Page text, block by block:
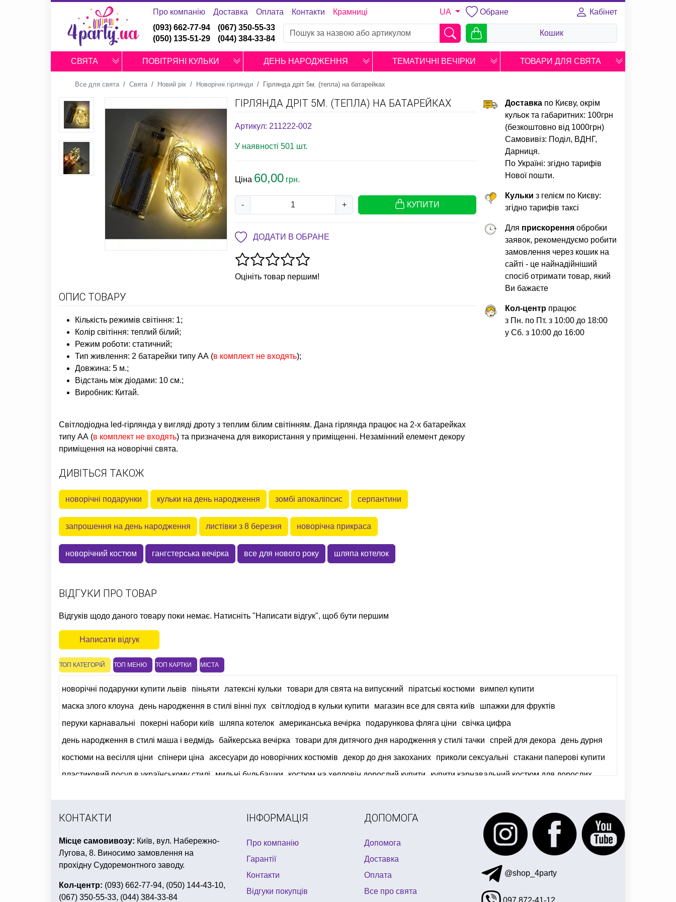
Про компанію Доставка Оплата Контакти Крамниці UA Обране
Кабінет
(093) 662-77-94
(050) 135-51-29
(067) 350-55-33
(044) 384-33-84
Кошик
СВЯТА ПОВІТРЯНІ КУЛЬКИ ДЕНЬ НАРОДЖЕННЯ ТЕМАТИЧНІ ВЕЧІРКИ ТОВАРИ ДЛЯ СВЯТА
Все для свята Свята Новий рік Новорічні гірлянди Гірлянда дріт 5м. (тепла) на батарейках
ГІРЛЯНДА ДРІТ 5М. (ТЕПЛА) НА БАТАРЕЙКАХ
Артикул: 211222-002
У наявності 501 шт.
Ціна 60,00 грн.
- + КУПИТИ
ДОДАТИ В ОБРАНЕ
Оцініть товар першим!
ОПИС ТОВАРУ
Кількість режимів світіння: 1;
Колір світіння: теплий білий;
Режим роботи: статичний;
Тип живлення: 2 батарейки типу АА (в комплект не входять);
Довжина: 5 м.;
Відстань між діодами: 10 см.;
Виробник: Китай.
Світлодіодна led-гірлянда у вигляді дроту з теплим білим світінням. Дана гірлянда працює на 2-х батарейках
типу АА (в комплект не входять) та призначена для використання у приміщенні. Незамінний елемент декору
приміщення на новорічні свята.
ДИВІТЬСЯ ТАКОЖ
новорічні подарунки кульки на день народження зомбі апокаліпсис серпантини
запрошення на день народження листівки з 8 березня новорічна прикраса
новорічний костюм гангстерська вечірка все для нового року шляпа котелок
Доставкапо Києву, окрім
кульок та габаритних: 100грн
(безкоштовно від 1000грн)
Самовивіз: Поділ, ВДНГ,
Дарниця.
По Україні: згідно тарифів
Нової пошти.
Кульки з гелієм по Києву:
згідно тарифів таксі
Для прискоренняобробки
заявок, рекомендуємо робити
замовлення через кошик на
сайті - це найнадійніший
спосіб отримати товар, який
Ви бажаєте
Кол-центрпрацює
з Пн. по Пт. з 10:00 до 18:00
у Сб. з 10:00 до 16:00
ВІДГУКИ ПРО ТОВАР
Відгуків щодо даного товару поки немає. Натисніть "Написати відгук", щоб бути першим
Написати відгук
ТОП КАТЕГОРІЙ ТОП МЕНЮ ТОП КАРТКИ МІСТА
новорічні подарунки купити львів піньяти латексні кульки товари для свята на випускний піратські костюми
вимпел купити
маска злого клоуна
день народження в стилі вінні пух світлодіод в кульки купити магазин все для свята київ
шпажки для фруктів
перуки карнавальні
покерні набори київ шляпа котелок американська вечірка подарункова фляга ціни
свічка цифра
день народження в стилі маша і ведмідь
байкерська вечірка товари для дитячого дня народження у стилі тачки спрей для декора
день дурня
костюми на весілля ціни
спінери ціна аксесуари до новорічних костюмів декор до дня закоханих приколи сексуальні
стакани паперові купити
пластиковий посуд в українському стилі мильні бульбашки костюм на хелловін дорослий купити купити карнавальний костюм для дорослих
КОНТАКТИ
Місце самовивозу: Київ, вул. Набережно-
Лугова, 8. Виносимо замовлення на
прохідну Судоремонтного заводу.
Кол-центр: (093) 662-77-94, (050) 144-43-10,
(067) 350-55-33, (044) 384-33-84
ІНФОРМАЦІЯ
Про компанію
Гарантії
Контакти
Відгуки покупців
ДОПОМОГА
Допомога
Доставка
Оплата
Все про свята
@shop_4party
097 872-41-12